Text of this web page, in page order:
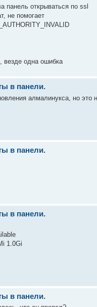
панель открываться по ssl
не помогает
везде одна ошибка
в панели.
алмалинукса, но это
в панели.
в панели.
1.0Gi
в панели.